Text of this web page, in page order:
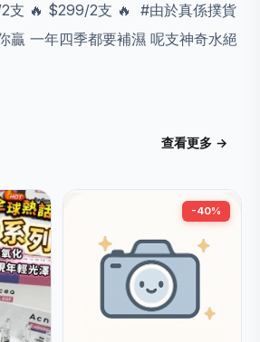
支 🔥 $299/2支 🔥 #由於真係撲貨
贏 一年四季都要補濕 呢支神奇水絕
查看更多 →
-40%